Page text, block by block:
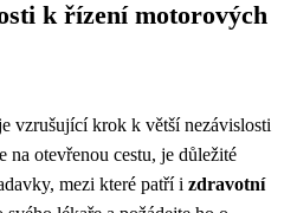
k řízení motorových
vzrušující krok k větší nezávislosti
na otevřenou cestu, je důležité
mezi které patří i zdravotní